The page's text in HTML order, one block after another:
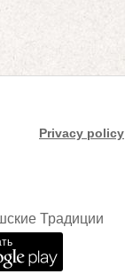
Privacy policy
Традиции